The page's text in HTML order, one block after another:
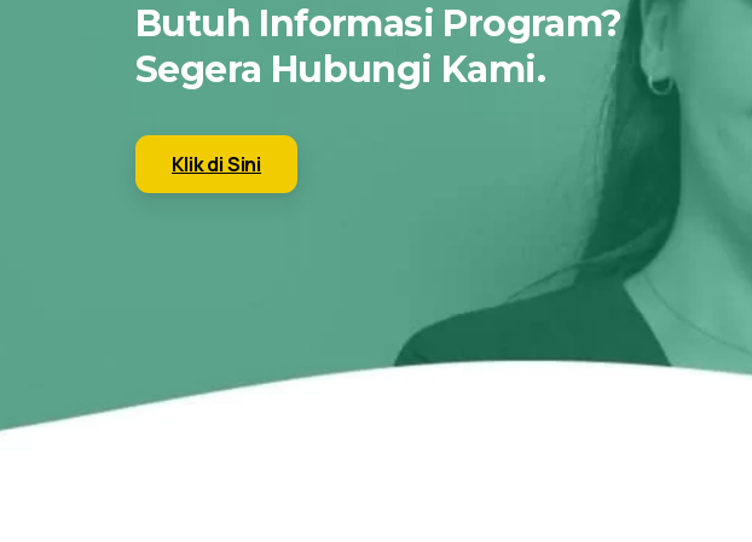
Butuh Informasi Program?
Segera Hubungi Kami.
Klik di Sini